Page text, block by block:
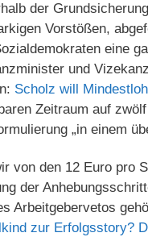
der
Vorstößen,
eine
und
Scholz will
Zeitraum auf
„in einem
von den 12 Euro pro
der
Arbeitgebervetos
zur Erfolgsstory?